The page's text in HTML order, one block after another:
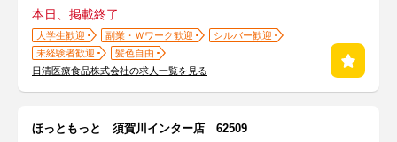
本日、掲載終了
大学生歓迎 副業・Ｗワーク歓迎
シルバー歓迎
未経験者歓迎
髪色自由
日清医療食品株式会社の求人一覧を見る
ほっともっと 須賀川インター店 62509